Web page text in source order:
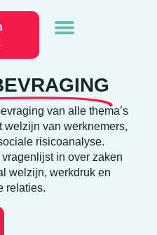
van alle thema’s
van werknemers,
risicoanalyse.
in over zaken
welzijn, werkdruk en
relaties.